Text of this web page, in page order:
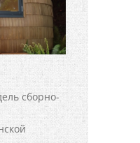
сборно-